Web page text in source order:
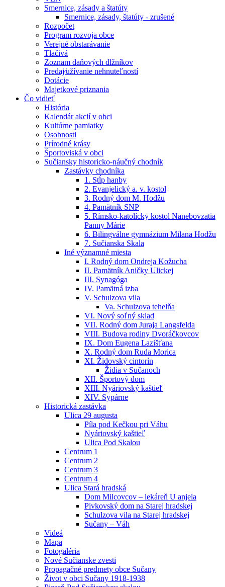
Smernice, zásady a štatúty
Smernice, zásady, štatúty - zrušené
Rozpočet
Program rozvoja obce
Verejné obstarávanie
Tlačivá
Zoznam daňových dlžníkov
Predaj⁄užívanie nehnuteľností
Dotácie
Majetkové priznania
Čo vidieť
História
Kalendár akcií v obci
Kultúrne pamiatky
Osobnosti
Prírodné krásy
Športoviská v obci
Sučiansky historicko-náučný chodník
Zastávky chodníka
1. Stĺp hanby
2. Evanjelický a. v. kostol
3. Rodný dom M. Hodžu
4. Pamätník SNP
5. Rímsko-katolícky kostol Nanebovzatia
Panny Márie
6. Bilingválne gymnázium Milana Hodžu
7. Sučianska Skala
Iné významné miesta
I. Rodný dom Ondreja Kožucha
II. Pamätník Aničky Ulickej
III. Synagóga
IV. Pamätná izba
V. Schulzova vila
Va. Schulzova tehelňa
VI. Nový soľný sklad
VII. Rodný dom Juraja Langsfelda
VIII. Budova rodiny Dvoráčkovcov
IX. Dom Eugena Lazišťana
X. Rodný dom Ruda Morica
XI. Židovský cintorín
Židia v Sučanoch
XII. Športový dom
XIII. Nyáriovský kaštieľ
XIV. Sypárne
Historická zastávka
Ulica 29 augusta
Píla pod Kečkou pri Váhu
Nyáriovský kaštieľ
Ulica Pod Skalou
Centrum 1
Centrum 2
Centrum 3
Centrum 4
Ulica Stará hradská
Dom Milcovcov – lekáreň U anjela
Pivkovský dom na Starej hradskej
Schulzova vila na Starej hradskej
Sučany – Váh
Videá
Mapa
Fotogaléria
Nové Sučianske zvesti
Propagačné predmety obce Sučany
Život v obci Sučany 1918-1938